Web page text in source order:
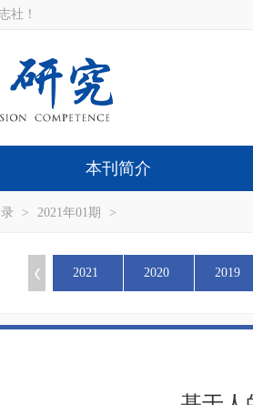
社！
本刊简介
> 2021年01期 >
2021 2020 2019